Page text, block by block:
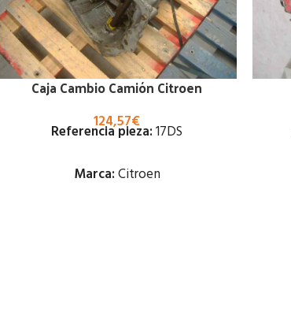
Caja Cambio Camión Citroen
124,57€
Referencia pieza:17DS
Marca:Citroen